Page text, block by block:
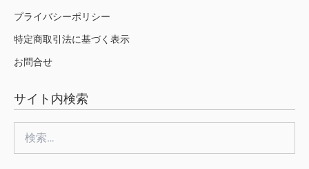
プライバシーポリシー
特定商取引法に基づく表示
お問合せ
サイト内検索